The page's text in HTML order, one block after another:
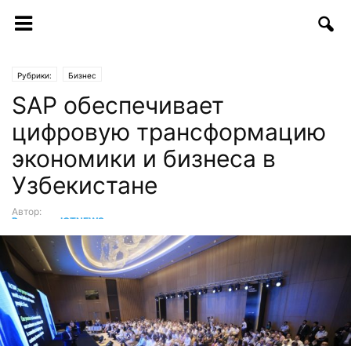
Рубрики: Бизнес
SAP обеспечивает
цифровую трансформацию
экономики и бизнеса в
Узбекистане
Автор:
Редакция ICTNEWS